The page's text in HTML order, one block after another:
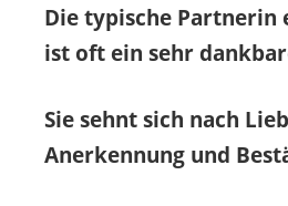
Die typische Partnerin
ist oft ein sehr
Sie sehnt sich nach
Anerkennung und